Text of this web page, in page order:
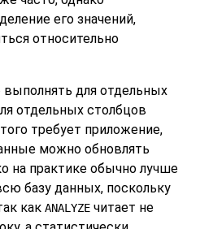
его значений,
относительно
для отдельных
отдельных столбцов
требует приложение,
можно обновлять
на практике обычно лучше
базу данных, поскольку
как ANALYZE читает не